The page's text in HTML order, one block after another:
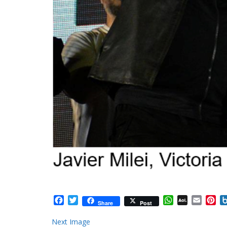
Facebook
TwitterShare Post WhatsApp
AOL Email
Next Image